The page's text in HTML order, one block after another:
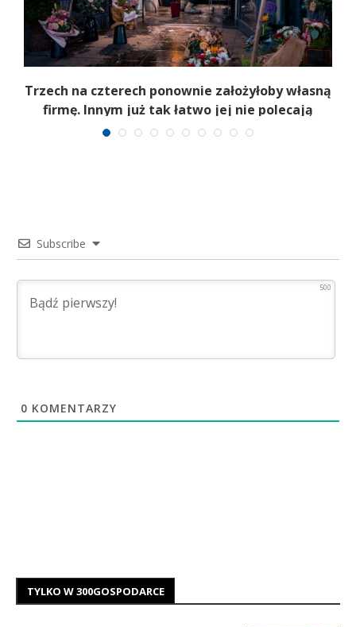
Trzech na czterech ponownie założyłoby własną
firmę. Innym już tak łatwo jej nie polecają
Subscribe
500
0 KOMENTARZY
TYLKO W 300GOSPODARCE